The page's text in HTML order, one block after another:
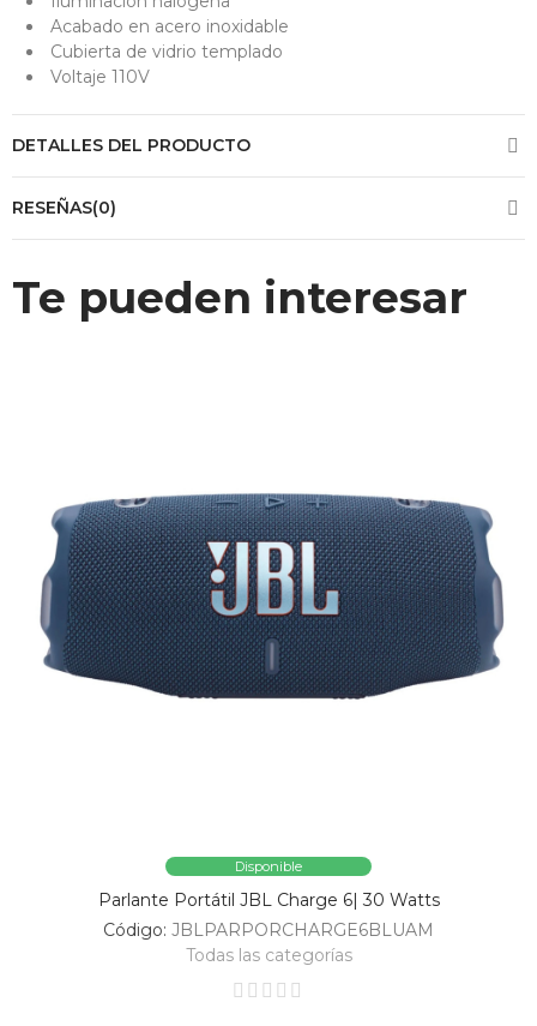
Acabado en acero inoxidable
Cubierta de vidrio templado
Voltaje 110V
DETALLES DEL PRODUCTO
RESEÑAS(0)
Te pueden interesar
Disponible
Parlante Portátil JBL Charge 6| 30 Watts
Código: JBLPARPORCHARGE6BLUAM
Todas las categorías